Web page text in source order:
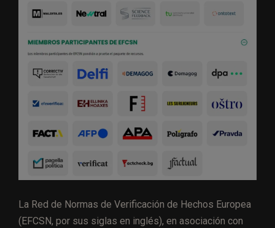
La Red de Normas de Verificación de Hechos Europea
(EFCSN, por sus siglas en inglés), en asociación con